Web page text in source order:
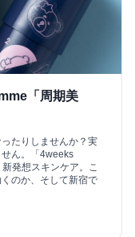
「周期美
たりしませんか？実
ん。「4weeks
発想スキンケア。こ
のか、そして新宿で